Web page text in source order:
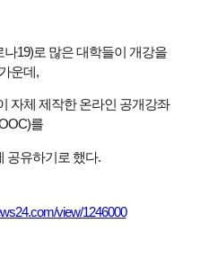
19)로 많은 대학들이 개강을
운데,
자체 제작한 온라인 공개강좌
를
공유하기로 했다.
view/1246000